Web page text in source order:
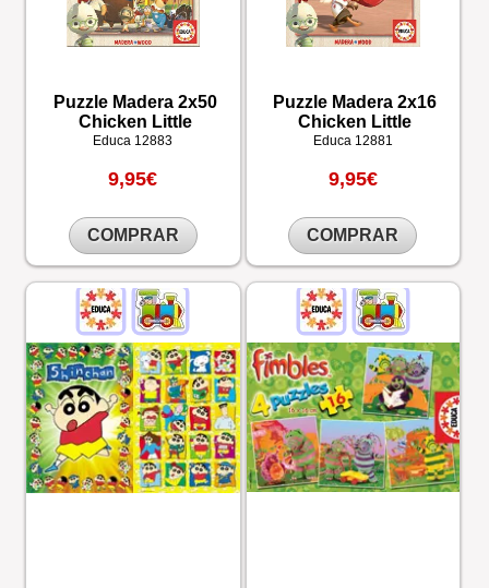
Puzzle Madera 2x50
Chicken Little
Educa 12883
9,95€
COMPRAR
Puzzle Madera 2x16
Chicken Little
Educa 12881
9,95€
COMPRAR